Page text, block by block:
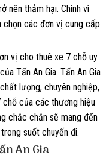
nên thảm hại. Chính vì
các đơn vị cung cấp
vị cho thuê xe 7 chỗ uy
Tấn An Gia. Tấn An Gia
lượng, chuyên nghiệp,
của các thương hiệu
chắc chắn sẽ mang đến
suốt chuyến đi.
An Gia